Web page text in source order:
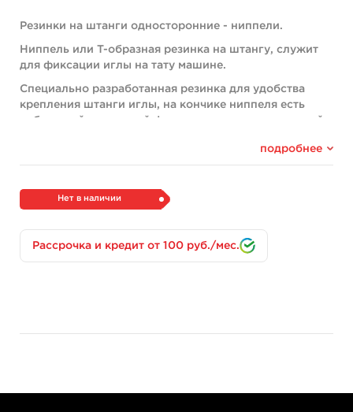
Резинки на штанги односторонние - ниппели.
Ниппель или T-образная резинка на штангу, служит
для фиксации иглы на тату машине.
Специально разработанная резинка для удобства
крепления штанги иглы, на кончике ниппеля есть
небольшой резиновый фиксатор – защелка, который
Подходят под любой тип татуировочных игл.
Цвет: оранжевый.
подробнее
Нет в наличии
Рассрочка и кредит от 100 руб./мес.